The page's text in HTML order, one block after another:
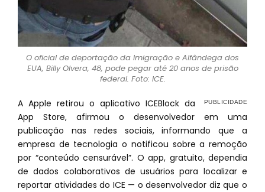
O oficial de deportação da Imigração e Alfândega dos
EUA, Billy Olvera, 48, pode pegar até 20 anos de prisão
federal. Foto: ICE.
A Apple retirou o aplicativo ICEBlock da
App Store, afirmou o desenvolvedor em uma
publicação nas redes sociais, informando que a
empresa de tecnologia o notificou sobre a remoção
por “conteúdo censurável”. O app, gratuito, dependia
de dados colaborativos de usuários para localizar e
reportar atividades do ICE — o desenvolvedor diz que o